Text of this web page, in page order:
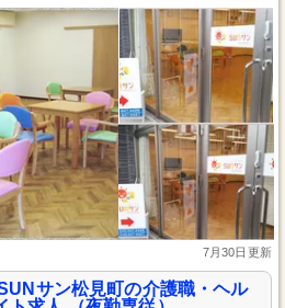
7月30日更新
サン松見町の介護職・ヘル